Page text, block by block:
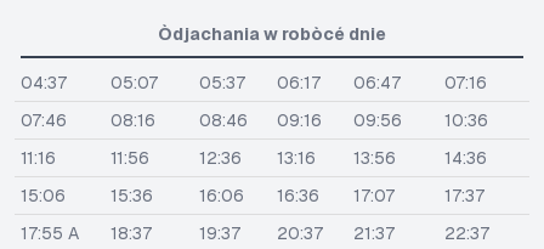
Òdjachania w robòcé dnie
04:37 05:07 05:37 06:17 06:47
07:16
07:46
08:16 08:46 09:16 09:56
10:36
11:16
11:56 12:36 13:16 13:56
14:36
15:06
15:36 16:06 16:36 17:07
17:37
17:55 A
18:37 19:37 20:37 21:37
22:37